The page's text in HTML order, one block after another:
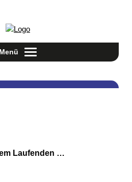
Toggle navigation
Menü
Laufenden …